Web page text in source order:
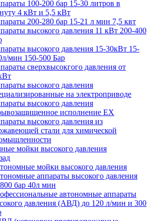
100-200 бар 15-30 литров в
4 кВт и 5,5 кВт
200-280 бар 15-21 л мин 7,5 квт
высокого давления 11 кВт 200-400
высокого давления 15-30кВт 15-
мин 150-500 Бар
сверхвысокгого давления от
высокого давления
на электроприводе
высокого давления
исполнение EX
высокого давления из
стали для химической
мойки высокого давления
мойки высокого давления
аппараты высокого давления
бар 40л мин
автономные аппараты
давления (АВД) до 120 л/мин и 300